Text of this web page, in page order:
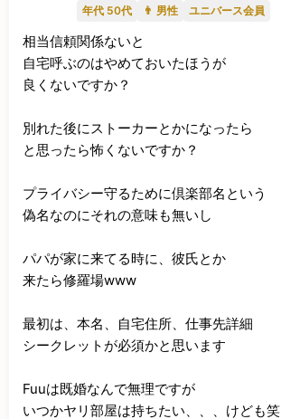
年代 50代 👨 男性 ユニバース会員
相当信頼関係ないと
自宅呼ぶのはやめておいたほうが
良くないですか？
別れた後にストーカーとかになったら
と思ったら怖くないですか？
プライバシー守るために倶楽部名という
偽名なのにそれの意味も無いし
パパが家に来てる時に、彼氏とか
来たら修羅場www
最初は、本名、自宅住所、仕事先詳細
シークレットが必須かと思います
Fuuは既婚なんで無理ですが
いつかヤリ部屋は持ちたい、、、けども笑